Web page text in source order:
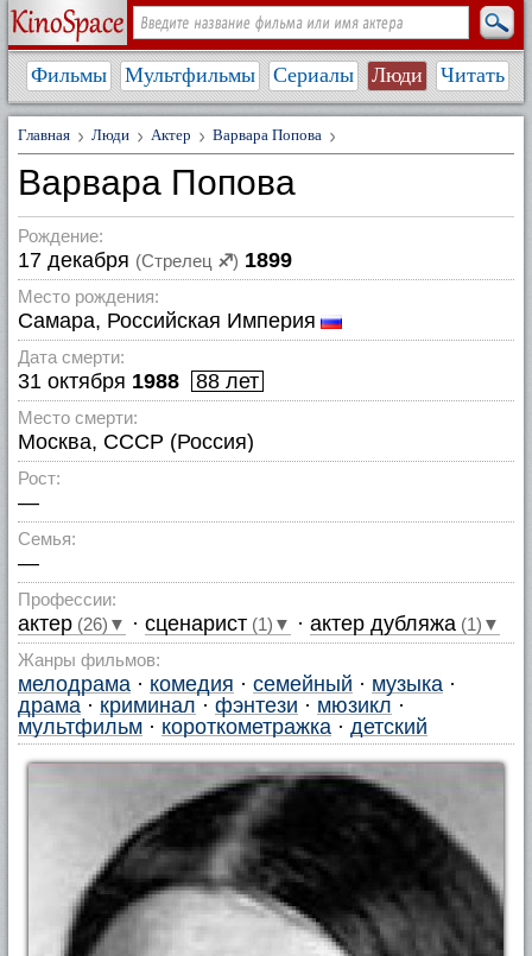
Фильмы Мультфильмы Сериалы Люди Читать
Главная Люди Актер Варвара Попова
Варвара Попова
Рождение:
17 декабря (Стрелец ♐) 1899
Место рождения:
Самара, Российская Империя
Дата смерти:
31 октября 1988 88 лет
Место смерти:
Москва, СССР (Россия)
Рост:
—
Семья:
—
Профессии:
актер (26)▼ · сценарист (1)▼ · актер дубляжа (1)▼
Жанры фильмов:
мелодрама · комедия · семейный · музыка ·
драма · криминал · фэнтези · мюзикл ·
мультфильм · короткометражка · детский